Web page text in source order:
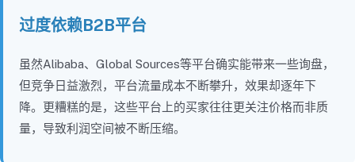
过度依赖B2B平台
虽然Alibaba、Global Sources等平台确实能带来一些询盘，
但竞争日益激烈，平台流量成本不断攀升，效果却逐年下
降。更糟糕的是，这些平台上的买家往往更关注价格而非质
量，导致利润空间被不断压缩。